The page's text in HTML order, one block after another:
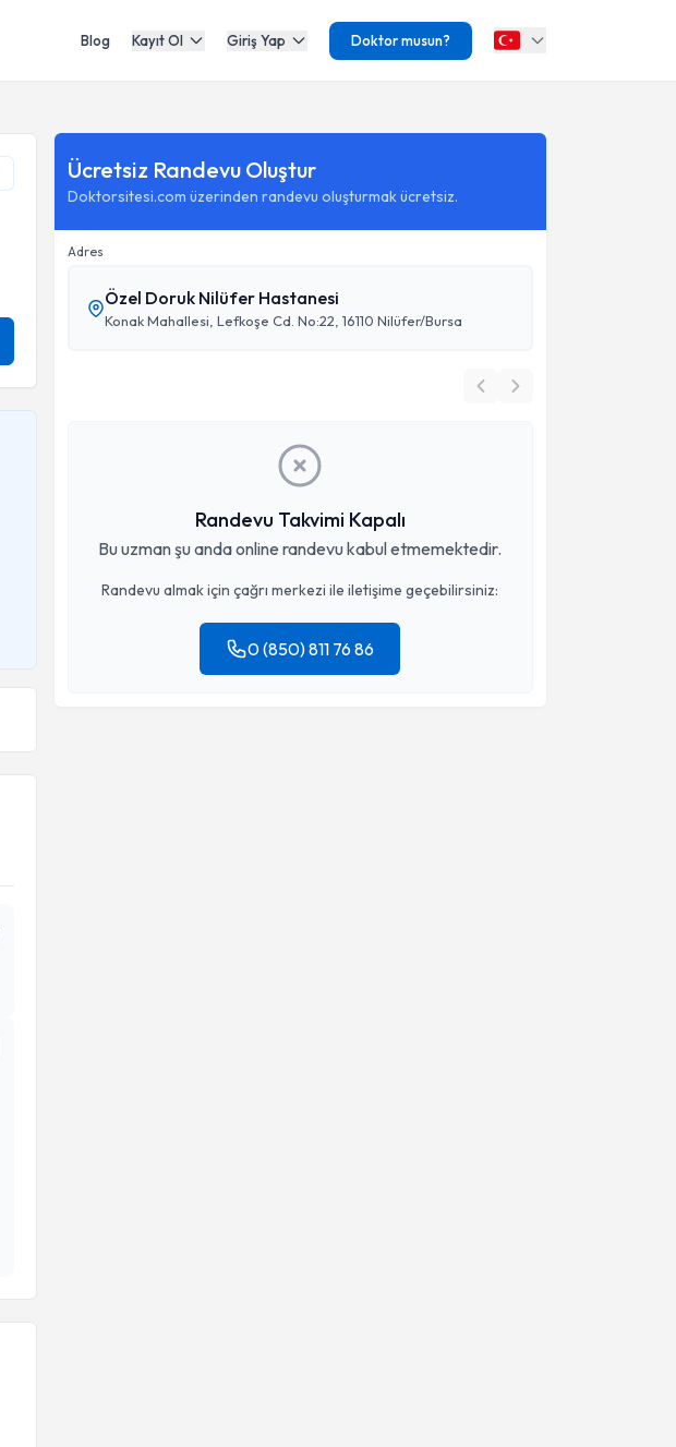
Blog Kayıt Ol Giriş Yap Doktor musun?
Ücretsiz Randevu Oluştur
Doktorsitesi.com üzerinden randevu oluşturmak ücretsiz.
Adres
Özel Doruk Nilüfer Hastanesi
Konak Mahallesi, Lefkoşe Cd. No:22, 16110 Nilüfer/Bursa
Randevu Takvimi Kapalı
Bu uzman şu anda online randevu kabul etmemektedir.
Randevu almak için çağrı merkezi ile iletişime geçebilirsiniz:
0 (850) 811 76 86